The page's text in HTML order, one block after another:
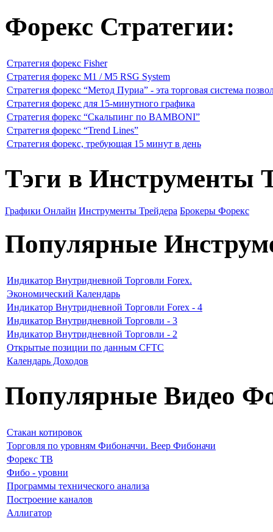
Форекс Стратегии:
Стратегия форекс Fisher
Стратегия форекс M1 / M5 RSG System
Стратегия форекс “Метод Пуриа” - эта торговая система
Стратегия форекс для 15-минутного графика
Стратегия форекс “Скальпинг по BAMBONI”
Стратегия форекс “Trend Lines”
Стратегия форекс, требующая 15 минут в день
Тэги в Инструменты
Графики Онлайн Инструменты Трейдера Брокеры Форекс
Популярные
Индикатор Внутридневной Торговли Forex.
Экономический Календарь
Индикатор Внутридневной Торговли Forex - 4
Индикатор Внутридневной Торговли - 3
Индикатор Внутридневной Торговли - 2
Открытые позиции по данным CFTC
Календарь Доходов
Популярные Видео
Стакан котировок
Торговля по уровням Фибоначчи. Веер Фибоначи
Форекс ТВ
Фибо - уровни
Программы технического анализа
Построение каналов
Аллигатор